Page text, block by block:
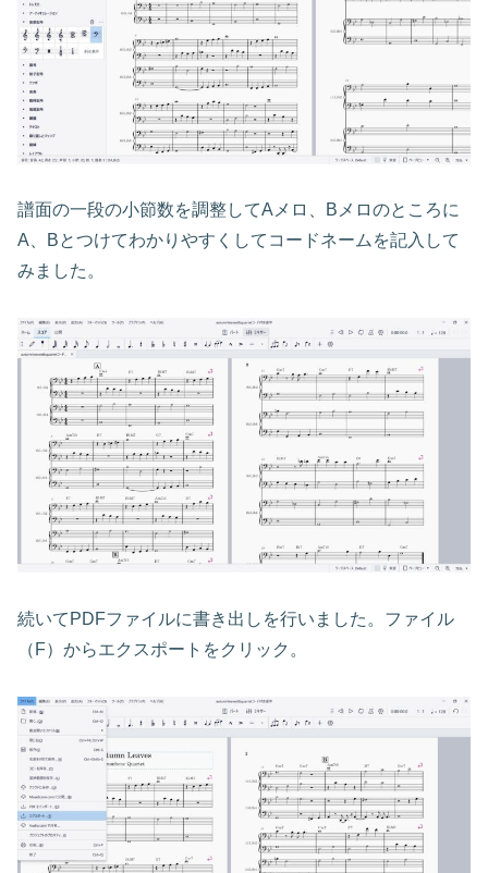
譜面の一段の小節数を調整してAメロ、Bメロのところに
A、Bとつけてわかりやすくしてコードネームを記入して
みました。
続いてPDFファイルに書き出しを行いました。ファイル
（F）からエクスポートをクリック。